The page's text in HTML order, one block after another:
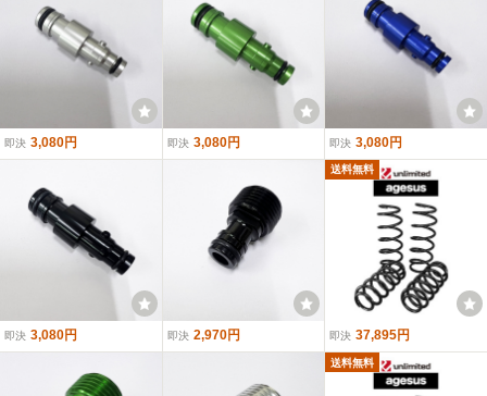
即決 3,080円 即決 3,080円 即決 3,080円
即決 3,080円 即決 2,970円
送料無料
即決 37,895円
送料無料